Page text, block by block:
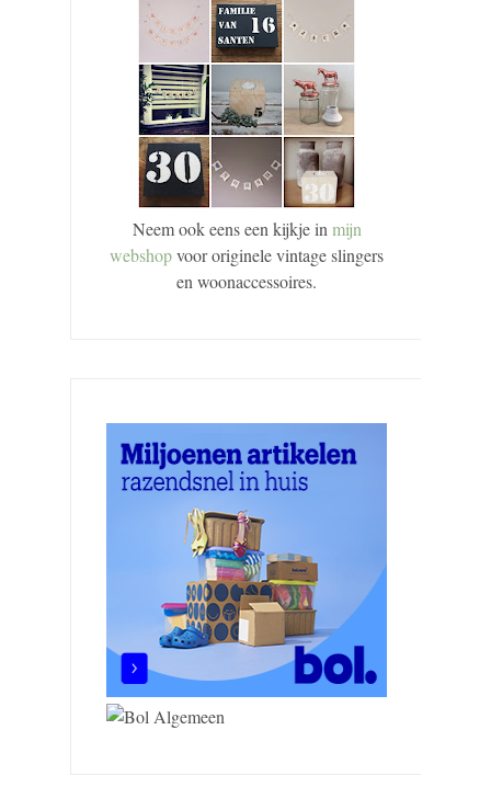
Neem ook eens een kijkje in mijn
webshopvoor originele vintage slingers
en woonaccessoires.